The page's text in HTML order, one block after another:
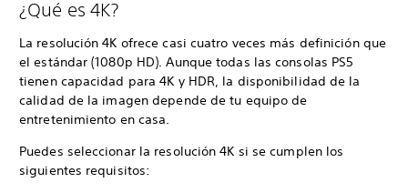
¿Qué es 4K?
La resolución 4K ofrece casi cuatro veces más definición que
el estándar (1080p HD). Aunque todas las consolas PS5
tienen capacidad para 4K y HDR, la disponibilidad de la
calidad de la imagen depende de tu equipo de
entretenimiento en casa.
Puedes seleccionar la resolución 4K si se cumplen los
siguientes requisitos: